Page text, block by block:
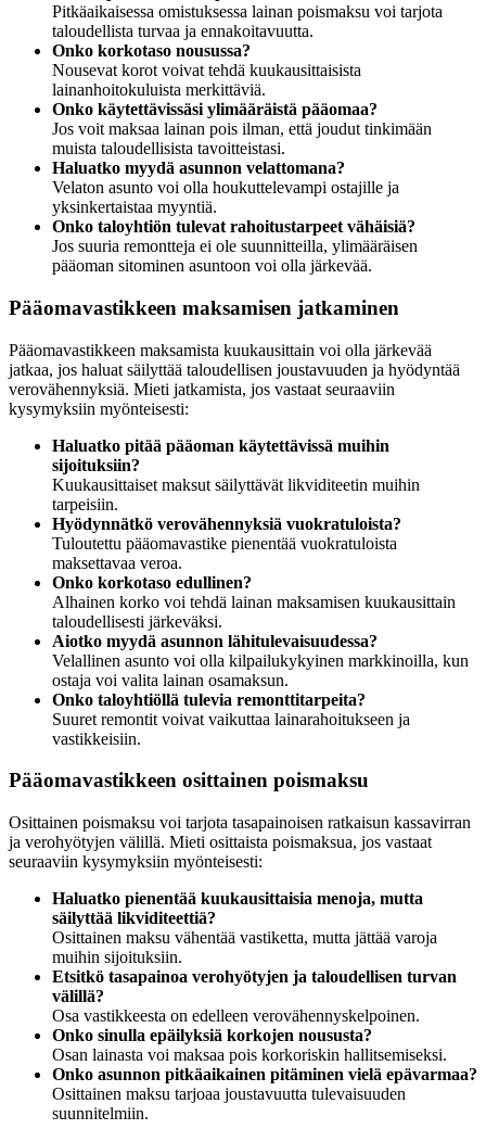
Pitkäaikaisessa omistuksessa lainan poismaksu voi tarjota
taloudellista turvaa ja ennakoitavuutta.
Onko korkotaso nousussa?
Nousevat korot voivat tehdä kuukausittaisista
lainanhoitokuluista merkittäviä.
Onko käytettävissäsi ylimääräistä pääomaa?
Jos voit maksaa lainan pois ilman, että joudut tinkimään
muista taloudellisista tavoitteistasi.
Haluatko myydä asunnon velattomana?
Velaton asunto voi olla houkuttelevampi ostajille ja
yksinkertaistaa myyntiä.
Onko taloyhtiön tulevat rahoitustarpeet vähäisiä?
Jos suuria remontteja ei ole suunnitteilla, ylimääräisen
pääoman sitominen asuntoon voi olla järkevää.
Pääomavastikkeen maksamisen jatkaminen
Pääomavastikkeen maksamista kuukausittain voi olla järkevää
jatkaa, jos haluat säilyttää taloudellisen joustavuuden ja hyödyntää
verovähennyksiä. Mieti jatkamista, jos vastaat seuraaviin
kysymyksiin myönteisesti:
Haluatko pitää pääoman käytettävissä muihin
sijoituksiin?
Kuukausittaiset maksut säilyttävät likviditeetin muihin
tarpeisiin.
Hyödynnätkö verovähennyksiä vuokratuloista?
Tuloutettu pääomavastike pienentää vuokratuloista
maksettavaa veroa.
Onko korkotaso edullinen?
Alhainen korko voi tehdä lainan maksamisen kuukausittain
taloudellisesti järkeväksi.
Aiotko myydä asunnon lähitulevaisuudessa?
Velallinen asunto voi olla kilpailukykyinen markkinoilla, kun
ostaja voi valita lainan osamaksun.
Onko taloyhtiöllä tulevia remonttitarpeita?
Suuret remontit voivat vaikuttaa lainarahoitukseen ja
vastikkeisiin.
Pääomavastikkeen osittainen poismaksu
Osittainen poismaksu voi tarjota tasapainoisen ratkaisun kassavirran
ja verohyötyjen välillä. Mieti osittaista poismaksua, jos vastaat
seuraaviin kysymyksiin myönteisesti:
Haluatko pienentää kuukausittaisia menoja, mutta
säilyttää likviditeettiä?
Osittainen maksu vähentää vastiketta, mutta jättää varoja
muihin sijoituksiin.
Etsitkö tasapainoa verohyötyjen ja taloudellisen turvan
välillä?
Osa vastikkeesta on edelleen verovähennyskelpoinen.
Onko sinulla epäilyksiä korkojen noususta?
Osan lainasta voi maksaa pois korkoriskin hallitsemiseksi.
Onko asunnon pitkäaikainen pitäminen vielä epävarmaa?
Osittainen maksu tarjoaa joustavuutta tulevaisuuden
suunnitelmiin.